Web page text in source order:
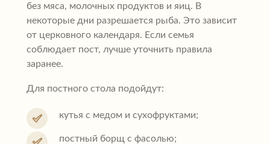
без мяса, молочных продуктов и яиц. В
некоторые дни разрешается рыба. Это зависит
от церковного календаря. Если семья
соблюдает пост, лучше уточнить правила
заранее.
Для постного стола подойдут:
кутья с медом и сухофруктами;
постный борщ с фасолью;